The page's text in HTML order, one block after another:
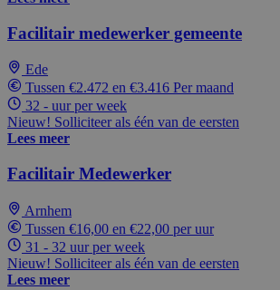
Facilitair medewerker gemeente
Ede
Tussen €2.472 en €3.416 Per maand
32 - uur per week
Nieuw! Solliciteer als één van de eersten
Lees meer
Facilitair Medewerker
Arnhem
Tussen €16,00 en €22,00 per uur
31 - 32 uur per week
Nieuw! Solliciteer als één van de eersten
Lees meer